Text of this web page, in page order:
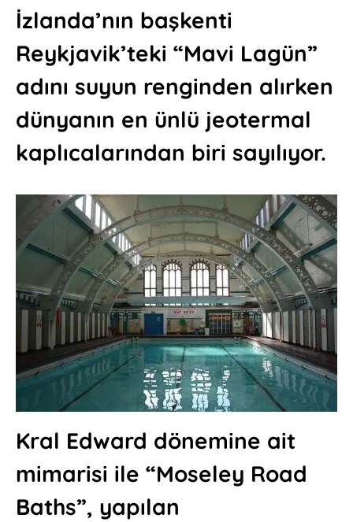
İzlanda’nın başkenti
Reykjavik’teki “Mavi Lagün”
adını suyun renginden alırken
dünyanın en ünlü jeotermal
kaplıcalarından biri sayılıyor.
Kral Edward dönemine ait
mimarisi ile “Moseley Road
Baths”, yapılan